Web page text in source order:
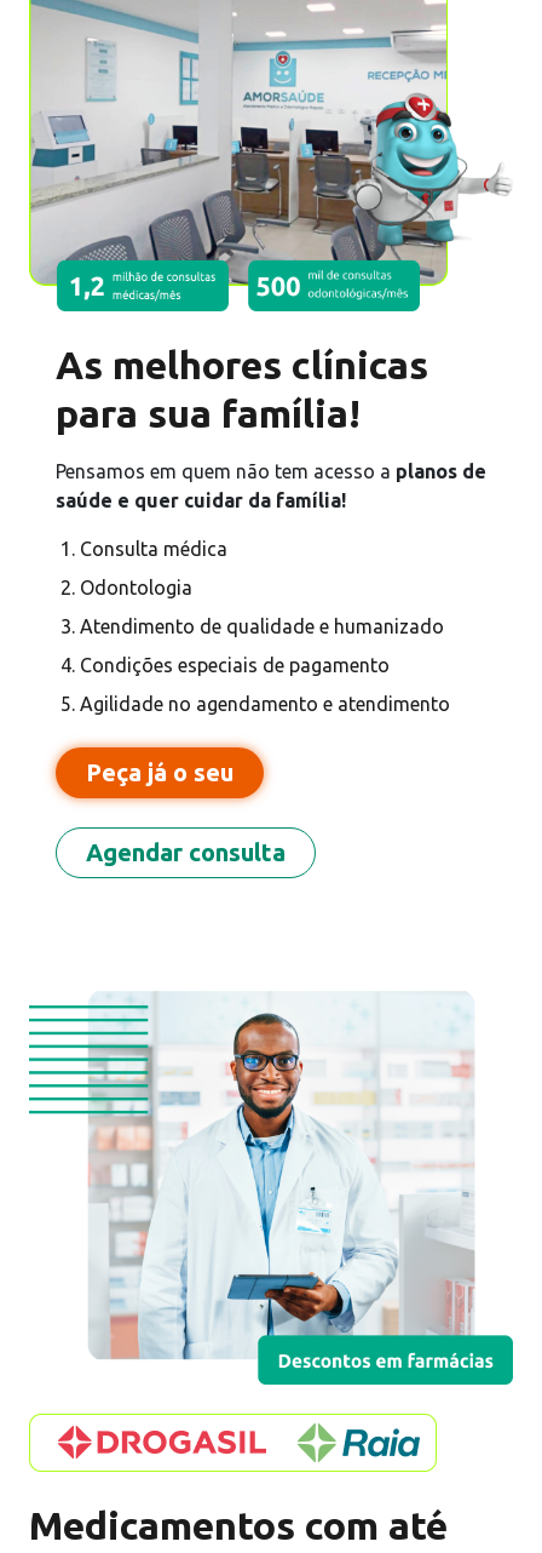
Pedir cartão
6% de cashback
Pedir cartão
Pedir cartão
4%de cashback
Pedir cartão
de cashback
Pedir cartão
As melhores clínicas
para sua família!
Pensamos em quem não tem acesso a planos de
saúde e quer cuidar da família!
Consulta médica
Odontologia
Atendimento de qualidade e humanizado
Condições especiais de pagamento
Agilidade no agendamento e atendimento
Peça já o seu
Agendar consulta
Medicamentos com até